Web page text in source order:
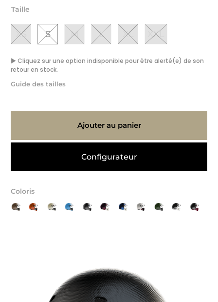
Taille
XS S M L XL XXL
▶ Cliquez sur une option indisponible pour être alerté(e) de son
retour en stock.
Ajouter au panier
Guide des tailles
Configurateur
Coloris